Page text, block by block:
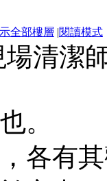
全部樓層 |閱讀模式
場清潔
。
各有